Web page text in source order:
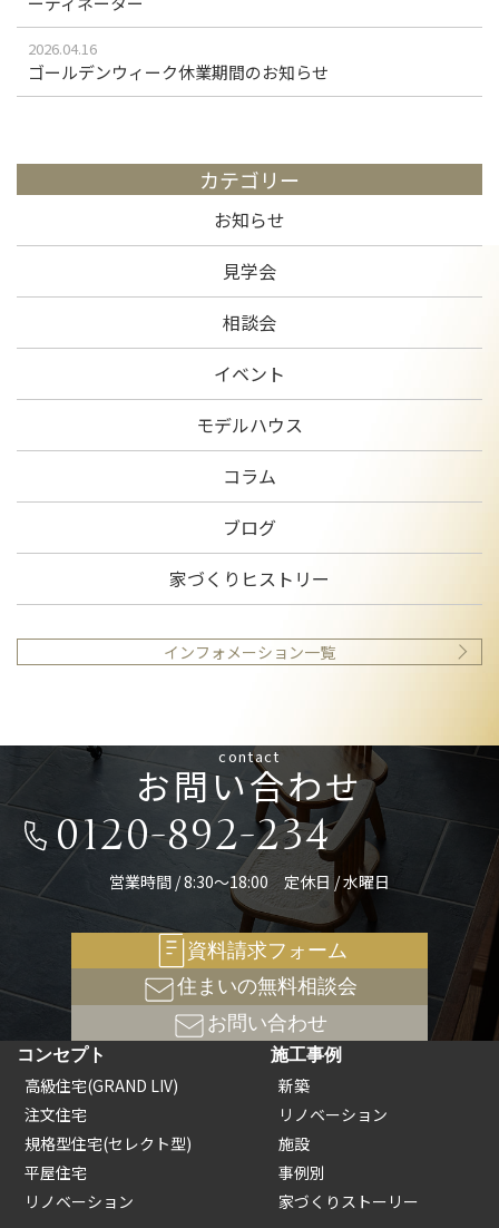
2026.04.16
ゴールデンウィーク休業期間のお知らせ
カテゴリー
お知らせ
見学会
相談会
イベント
モデルハウス
コラム
ブログ
家づくりヒストリー
インフォメーション一覧
contact
お問い合わせ
0120-892-234
営業時間 / 8:30～18:00 定休日 / 水曜日
資料請求フォーム
住まいの無料相談会
お問い合わせ
コンセプト
高級住宅(GRAND LIV)
注文住宅
規格型住宅(セレクト型)
平屋住宅
リノベーション
施工事例
新築
リノベーション
施設
事例別
家づくりストーリー